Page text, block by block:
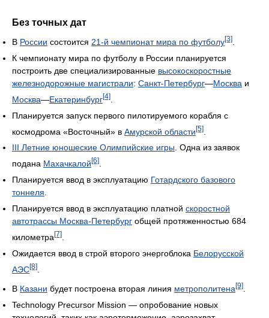
Без точных дат
В России состоится 21-й чемпионат мира по футболу[3]
К чемпионату мира по футболу в России планируется
построить две специализированные высокоскоростные
железнодорожные магистрали: Санкт-Петербург—Москва и
Москва—Екатеринбург[4]
Планируется запуск первого пилотируемого корабля с
космодрома «Восточный» в Амурской области[5]
III Летние юношеские Олимпийские игры. Одна из заявок
подана Махачкалой [6]
Планируется ввод в эксплуатацию Готардского базового
тоннеля
Планируется ввод в эксплуатацию платной скоростной
автотрассы Москва-Петербург общей протяженностью 684
километра [7]
Ожидается ввод в строй второго энергоблока Белорусской
АЭС[8]
В Казани будет построена вторая линия метрополитена [9]
Technology Precursor Mission — опробование новых